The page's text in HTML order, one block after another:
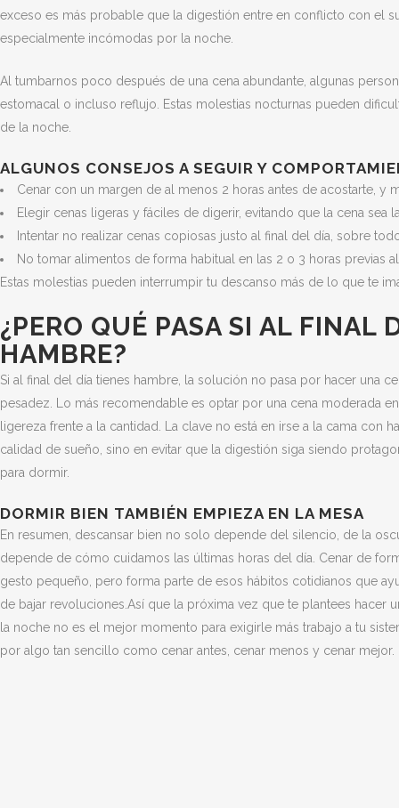
exceso es más probable que la digestión entre en conflicto con el
especialmente incómodas por la noche.
Al tumbarnos poco después de una cena abundante, algunas
estomacal o incluso reflujo. Estas molestias nocturnas pueden
de la noche.
ALGUNOS CONSEJOS A SEGUIR Y
Cenar con un margen de al menos 2 horas antes de acostarte, y
Elegir cenas ligeras y fáciles de digerir, evitando que la cena sea
Intentar no realizar cenas copiosas justo al final del día, sobre
No tomar alimentos de forma habitual en las 2 o 3 horas previas
Estas molestias pueden interrumpir tu descanso más de lo que te
¿PERO QUÉ PASA SI AL FINAL
HAMBRE?
Si al final del día tienes hambre, la solución no pasa por hacer una
pesadez. Lo más recomendable es optar por una cena moderada
ligereza frente a la cantidad. La clave no está en irse a la cama con
calidad de sueño, sino en evitar que la digestión siga siendo
para dormir.
DORMIR BIEN TAMBIÉN EMPIEZA EN LA MESA
En resumen, descansar bien no solo depende del silencio, de la
depende de cómo cuidamos las últimas horas del día. Cenar de
gesto pequeño, pero forma parte de esos hábitos cotidianos que
de bajar revoluciones. Así que la próxima vez que te plantees hacer
la noche no es el mejor momento para exigirle más trabajo a tu
por algo tan sencillo como cenar antes, cenar menos y cenar mejor.